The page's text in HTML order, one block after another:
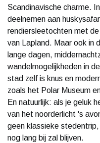
Scandinavische charme.
deelnemen aan
rendiersleetochten met
van Lapland. Maar ook in
lange dagen,
wandelmogelijkheden in
stad zelf is knus en
zoals het Polar Museum
En natuurlijk: als je geluk
van het noorderlicht 's
geen klassieke
nog lang bij zal blijven.